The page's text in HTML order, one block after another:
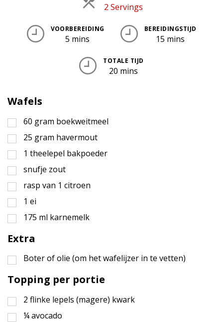
2 Servings
VOORBEREIDING
5 mins
BEREIDINGSTIJD
15 mins
TOTALE TIJD
20 mins
Wafels
60 gram boekweitmeel
25 gram havermout
1 theelepel bakpoeder
snufje zout
rasp van 1 citroen
1 ei
175 ml karnemelk
Extra
Boter of olie (om het wafelijzer in te vetten)
Topping per portie
2 flinke lepels (magere) kwark
¼avocado